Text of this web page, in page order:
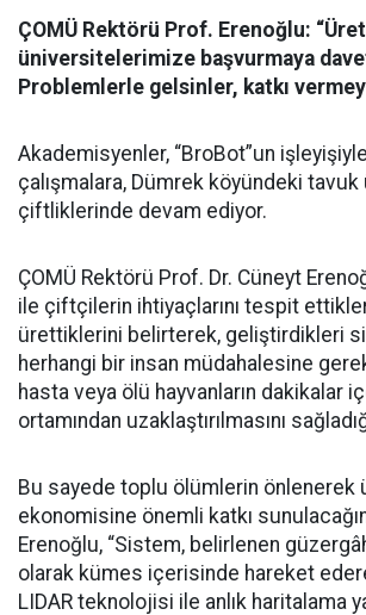
ÇOMÜ Rektörü Prof. Erenoğlu:
üniversitelerimize başvurmaya
Problemlerle gelsinler, katkı
Akademisyenler, “BroBot”un
çalışmalara, Dümrek köyündeki
çiftliklerinde devam ediyor.
ÇOMÜ Rektörü Prof. Dr. Cüneyt
ile çiftçilerin ihtiyaçlarını tespit
ürettiklerini belirterek, geliştirdikleri
herhangi bir insan müdahalesine
hasta veya ölü hayvanların dakikalar
ortamından uzaklaştırılmasını
Bu sayede toplu ölümlerin önlenerek
ekonomisine önemli katkı
Erenoğlu, “Sistem, belirlenen
olarak kümes içerisinde hareket
LIDAR teknolojisi ile anlık haritalama